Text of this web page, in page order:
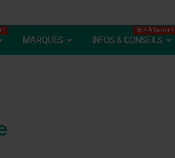
!
MARQUES INFOS & CONSEILS
Bon À Savoir !